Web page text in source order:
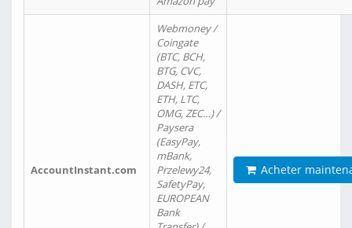
AccountInstant.com
Webmoney /
Coingate
(BTC, BCH,
BTG, CVC,
DASH, ETC,
ETH, LTC,
OMG, ZEC…) /
Paysera
(EasyPay,
mBank,
Przelewy24,
SafetyPay,
EUROPEAN
Bank
Acheter